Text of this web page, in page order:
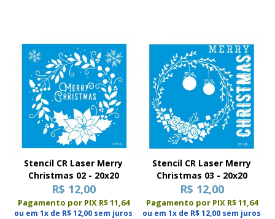
Stencil CR Laser Merry
Christmas 02 - 20x20
R$ 12,00
Pagamento por PIX R$ 11,64
ou em 1x de R$ 12,00 sem juros
Stencil CR Laser Merry
Christmas 03 - 20x20
R$ 12,00
Pagamento por PIX R$ 11,64
ou em 1x de R$ 12,00 sem juros